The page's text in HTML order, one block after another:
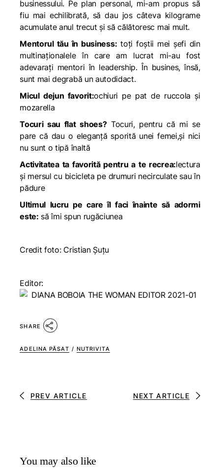
businessului. Pe plan personal, mi-am propus să
fiu mai echilibrată, să dau jos câteva kilograme
acumulate anul trecut și să călătoresc mai mult.
Mentorul tău în business: toți foștii mei șefi din
multinaționalele în care am lucrat mi-au fost
adevarați mentori în leadership. În busines, însă,
sunt mai degrabă un autodidact.
Micul dejun favorit:ochiuri pe pat de ruccola și
mozarella
Tocuri sau flat shoes?Tocuri, pentru că mi se
pare că dau o eleganță sporită unei femei,și nici
nu sunt o tipă înaltă
Activitatea ta favorită pentru a te recrea:lectura
și mersul cu bicicleta pe drumuri necirculate sau în
pădure
Ultimul lucru pe care îl faci înainte să adormi
este: să îmi spun rugăciunea
Credit foto: Cristian Șuțu
Editor:
SHARE
ADELINA PĂSAT / NUTRIVITA
PREV ARTICLE NEXT ARTICLE
You may also like